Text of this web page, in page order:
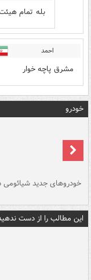
بله تمام
احمد
مشرق پاچه خوار
خودرو
خودروهای جدید شیائومی
این مطالب را از دست